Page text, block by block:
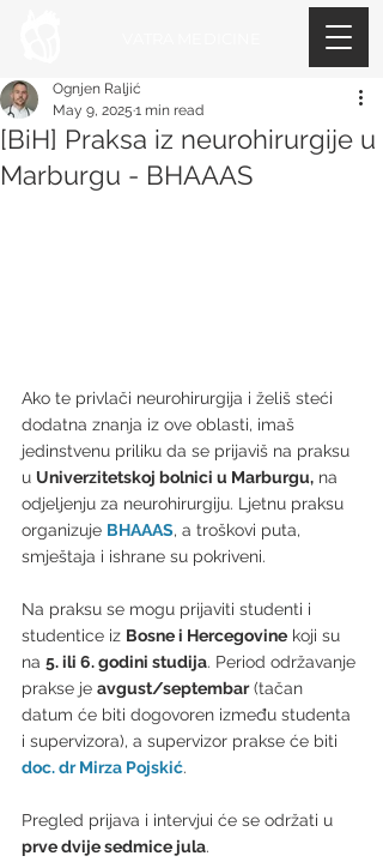
[BiH] Praksa iz neurohirurgije u
Marburgu - BHAAAS
Ognjen Raljić
May 9, 2025 1 min read
Ako te privlači neurohirurgija i želiš steći
dodatna znanja iz ove oblasti, imaš
jedinstvenu priliku da se prijaviš na praksu
u Univerzitetskoj bolnici u Marburgu, na
odjeljenju za neurohirurgiju. Ljetnu praksu
organizuje BHAAAS, a troškovi puta,
smještaja i ishrane su pokriveni.
Na praksu se mogu prijaviti studenti i
studentice iz Bosne i Hercegovine koji su
na 5. ili 6. godini studija. Period održavanje
prakse je avgust/septembar (tačan
datum će biti dogovoren između studenta
i supervizora), a supervizor prakse će biti
doc. dr Mirza Pojskić.
Pregled prijava i intervjui će se održati u
prve dvije sedmice jula.